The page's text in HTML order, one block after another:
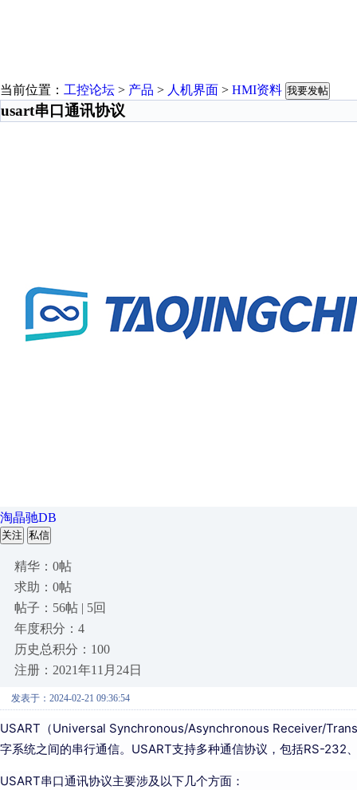
当前位置： 工控论坛 > 产品 > 人机界面 > HMI资料 我要发帖
usart串口通讯协议
淘晶驰DB
关注 私信
精华：0帖
求助：0帖
帖子：56帖 | 5回
年度积分：4
历史总积分：100
注册：2021年11月24日
发表于：2024-02-21 09:36:54
USART（Universal Synchronous/Asynchronous Receiver/
字系统之间的串行通信。USART支持多种通信协议，包括RS-232
USART串口通讯协议主要涉及以下几个方面：